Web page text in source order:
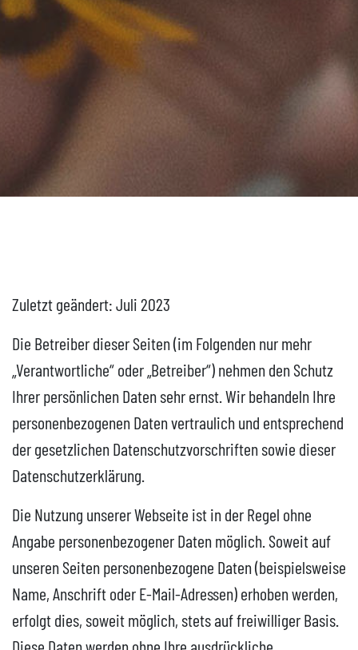
Zuletzt geändert: Juli 2023
Die Betreiber dieser Seiten (im Folgenden nur mehr
„Verantwortliche“ oder „Betreiber“) nehmen den Schutz
Ihrer persönlichen Daten sehr ernst. Wir behandeln Ihre
personenbezogenen Daten vertraulich und entsprechend
der gesetzlichen Datenschutzvorschriften sowie dieser
Datenschutzerklärung.
Die Nutzung unserer Webseite ist in der Regel ohne
Angabe personenbezogener Daten möglich. Soweit auf
unseren Seiten personenbezogene Daten (beispielsweise
Name, Anschrift oder E-Mail-Adressen) erhoben werden,
erfolgt dies, soweit möglich, stets auf freiwilliger Basis.